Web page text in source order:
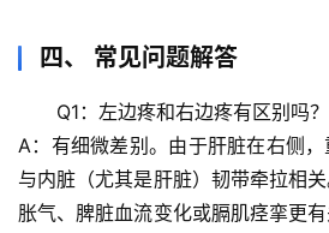
理
辟
谣
四、 常见问题解答
Q1：左边疼和右边疼有区别吗？
A：有细微差别。由于肝脏在右侧，
与内脏（尤其是肝脏）韧带牵拉相
胀气、脾脏血流变化或膈肌痉挛更